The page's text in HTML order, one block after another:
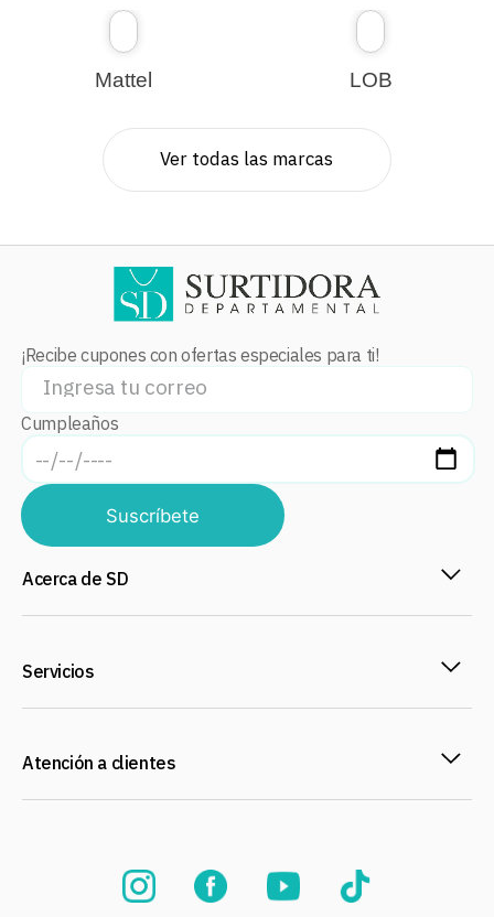
Mattel LOB
Ver todas las marcas
¡Recibe cupones con ofertas especiales para ti!
Cumpleaños
Suscríbete
Acerca de SD
Servicios
Atención a clientes